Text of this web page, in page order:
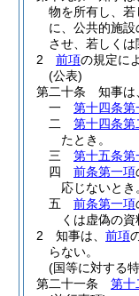
物を所有し、
に、公共的施
させ、若しくは
2
前項の規定に
(公表)
第二十条
知事は
一
第十四条第
二
第十四条第
たとき。
三
第十五条第
四
前条第一項
応じないとき
五
前条第一項
くは虚偽の
2
知事は、 前項
らない。
(国等に対する
第二十一条
第十